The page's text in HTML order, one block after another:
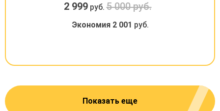
2 999руб.5 000 руб.
Экономия 2 001 руб.
Показать еще